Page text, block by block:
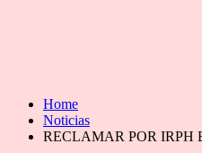
Home
Noticias
RECLAMAR POR IRPH